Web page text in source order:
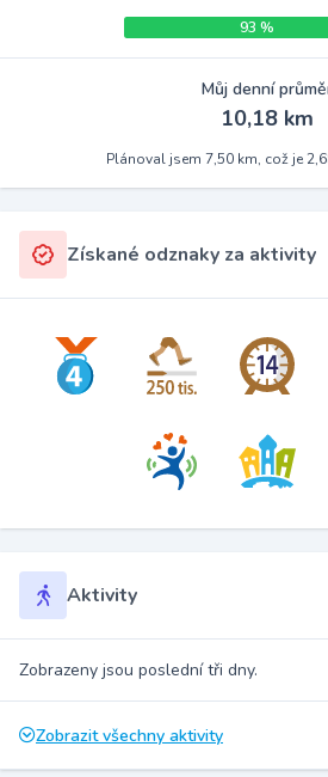
93 %
Můj denní
10,18 km
Plánoval jsem 7,50 km, což je
Získané odznaky za aktivity
Aktivity
Zobrazeny jsou poslední tři dny.
Zobrazit všechny aktivity